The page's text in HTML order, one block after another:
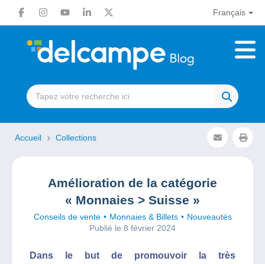
Français
Accueil Collections
Amélioration de la catégorie
« Monnaies > Suisse »
Conseils de vente Monnaies & Billets
Nouveautés
Publié le 8 février 2024
Dans le but de promouvoir la très